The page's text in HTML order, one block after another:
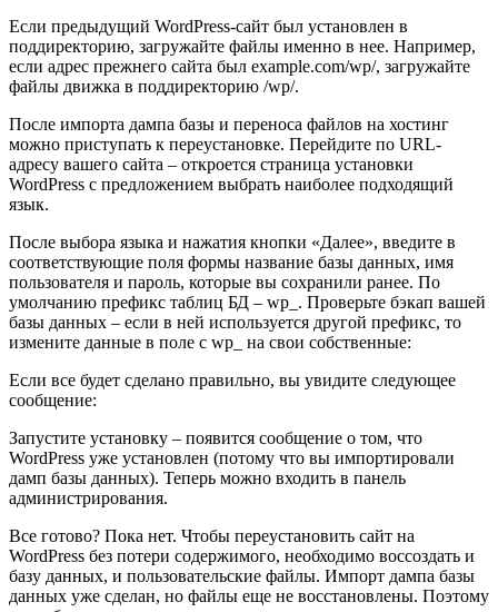
Если предыдущий WordPress-сайт был установлен в
поддиректорию, загружайте файлы именно в нее. Например,
если адрес прежнего сайта был example.com/wp/, загружайте
файлы движка в поддиректорию /wp/.
После импорта дампа базы и переноса файлов на хостинг
можно приступать к переустановке. Перейдите по URL-
адресу вашего сайта – откроется страница установки
WordPress с предложением выбрать наиболее подходящий
язык.
После выбора языка и нажатия кнопки «Далее», введите в
соответствующие поля формы название базы данных, имя
пользователя и пароль, которые вы сохранили ранее. По
умолчанию префикс таблиц БД – wp_. Проверьте бэкап вашей
базы данных – если в ней используется другой префикс, то
измените данные в поле с wp_ на свои собственные:
Если все будет сделано правильно, вы увидите следующее
сообщение:
Запустите установку – появится сообщение о том, что
WordPress уже установлен (потому что вы импортировали
дамп базы данных). Теперь можно входить в панель
администрирования.
Все готово? Пока нет. Чтобы переустановить сайт на
WordPress без потери содержимого, необходимо воссоздать и
базу данных, и пользовательские файлы. Импорт дампа базы
данных уже сделан, но файлы еще не восстановлены. Поэтому